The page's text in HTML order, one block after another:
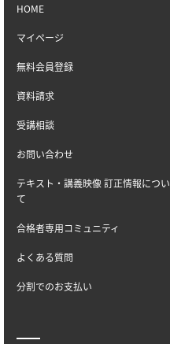
HOME
マイページ
無料会員登録
資料請求
受講相談
お問い合わせ
テキスト・講義映像 訂正情報につい
て
合格者専用コミュニティ
よくある質問
分割でのお支払い